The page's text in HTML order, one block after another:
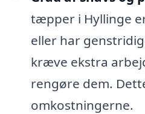
tæpper i Hyllinge
eller har
kræve ekstra
rengøre dem.
omkostningerne.